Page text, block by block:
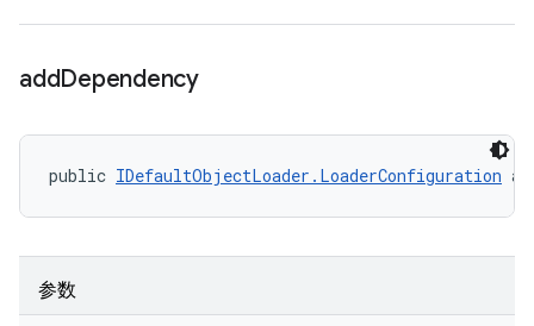
addDependency
public IDefaultObjectLoader.LoaderConfiguration
参数